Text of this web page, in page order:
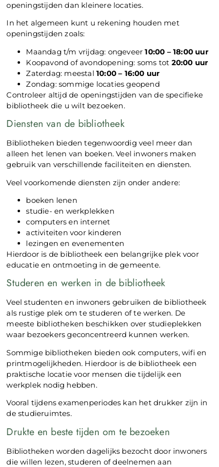
openingstijden dan kleinere locaties.
In het algemeen kunt u rekening houden met
openingstijden zoals:
Maandag t/m vrijdag: ongeveer10:00 – 18:00 uur
Koopavond of avondopening: soms tot 20:00 uur
Zaterdag: meestal10:00 – 16:00 uur
Zondag: sommige locaties geopend
Controleer altijd de openingstijden van de specifieke
bibliotheek die u wilt bezoeken.
Diensten van de bibliotheek
Bibliotheken bieden tegenwoordig veel meer dan
alleen het lenen van boeken. Veel inwoners maken
gebruik van verschillende faciliteiten en diensten.
Veel voorkomende diensten zijn onder andere:
boeken lenen
studie- en werkplekken
computers en internet
activiteiten voor kinderen
lezingen en evenementen
Hierdoor is de bibliotheek een belangrijke plek voor
educatie en ontmoeting in de gemeente.
Studeren en werken in de bibliotheek
Veel studenten en inwoners gebruiken de bibliotheek
als rustige plek om te studeren of te werken. De
meeste bibliotheken beschikken over studieplekken
waar bezoekers geconcentreerd kunnen werken.
Sommige bibliotheken bieden ook computers, wifi en
printmogelijkheden. Hierdoor is de bibliotheek een
praktische locatie voor mensen die tijdelijk een
werkplek nodig hebben.
Vooral tijdens examenperiodes kan het drukker zijn in
de studieruimtes.
Drukte en beste tijden om te bezoeken
Bibliotheken worden dagelijks bezocht door inwoners
die willen lezen, studeren of deelnemen aan